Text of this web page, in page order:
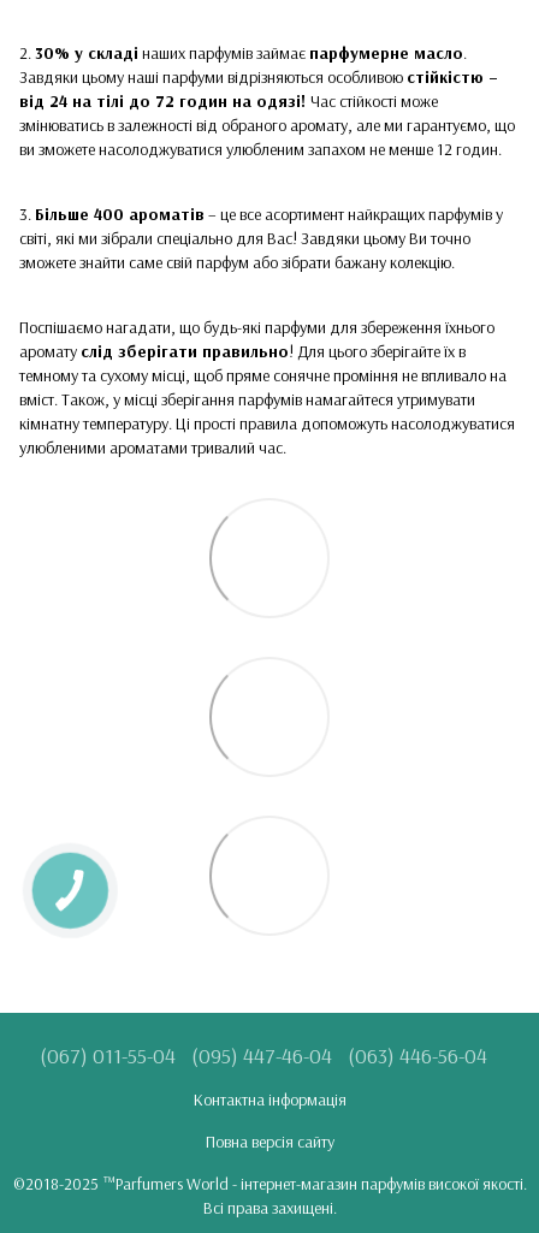
2. 30% у складі наших парфумів займає парфумерне масло.
Завдяки цьому наші парфуми відрізняються особливою стійкістю –
від 24 на тілі до 72 годин на одязі! Час стійкості може
змінюватись в залежності від обраного аромату, але ми гарантуємо, що
ви зможете насолоджуватися улюбленим запахом не менше 12 годин.
3. Більше 400 ароматів – це все асортимент найкращих парфумів у
світі, які ми зібрали спеціально для Вас! Завдяки цьому Ви точно
зможете знайти саме свій парфум або зібрати бажану колекцію.
Поспішаємо нагадати, що будь-які парфуми для збереження їхнього
аромату слід зберігати правильно! Для цього зберігайте їх в
темному та сухому місці, щоб пряме сонячне проміння не впливало на
вміст. Також, у місці зберігання парфумів намагайтеся утримувати
кімнатну температуру. Ці прості правила допоможуть насолоджуватися
улюбленими ароматами тривалий час.
(067) 011-55-04 (095) 447-46-04 (063) 446-56-04
Контактна інформація
Повна версія сайту
©2018-2025 ™Parfumers World - інтернет-магазин парфумів високої якості.
Всі права захищені.